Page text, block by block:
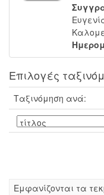
Επιλογές
Ταξινόμηση ανά:
Eμφανίζονται τα